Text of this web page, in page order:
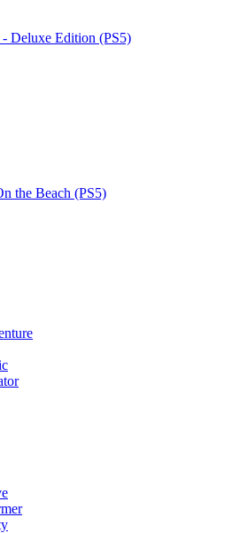
Deluxe Edition (PS5)
the Beach (PS5)